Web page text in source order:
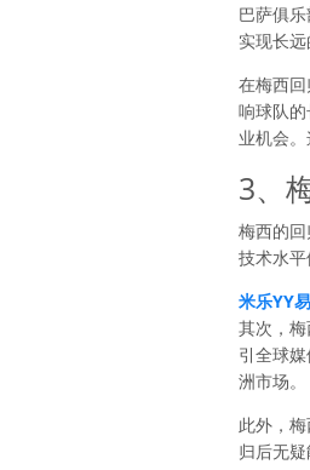
巴萨俱
实现长远
在梅西
响球队
业机会
3、
梅西的
技术水
米乐YY
其次，
引全球
洲市场。
此外，
归后无